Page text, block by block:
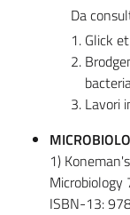
Da
Glick
Lavori
1)
ISBN-13: